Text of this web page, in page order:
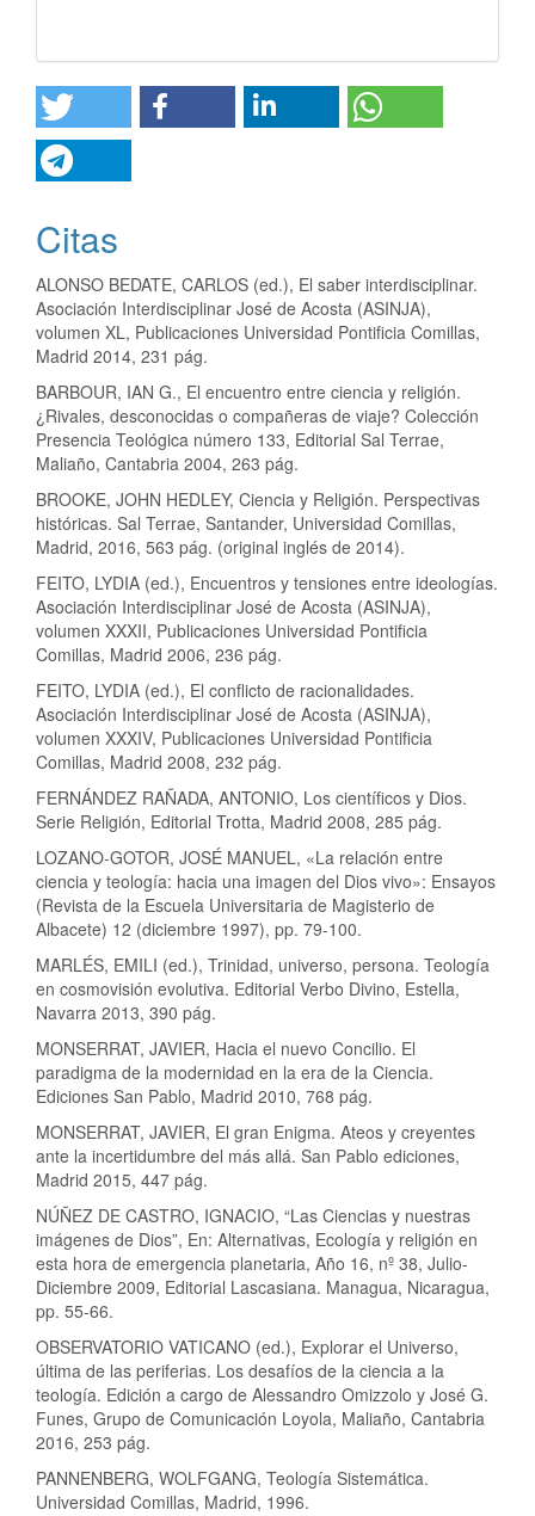
Citas
ALONSO BEDATE, CARLOS (ed.), El saber interdisciplinar.
Asociación Interdisciplinar José de Acosta (ASINJA),
volumen XL, Publicaciones Universidad Pontificia Comillas,
Madrid 2014, 231 pág.
BARBOUR, IAN G., El encuentro entre ciencia y religión.
¿Rivales, desconocidas o compañeras de viaje? Colección
Presencia Teológica número 133, Editorial Sal Terrae,
Maliaño, Cantabria 2004, 263 pág.
BROOKE, JOHN HEDLEY, Ciencia y Religión. Perspectivas
históricas. Sal Terrae, Santander, Universidad Comillas,
Madrid, 2016, 563 pág. (original inglés de 2014).
FEITO, LYDIA (ed.), Encuentros y tensiones entre ideologías.
Asociación Interdisciplinar José de Acosta (ASINJA),
volumen XXXII, Publicaciones Universidad Pontificia
Comillas, Madrid 2006, 236 pág.
FEITO, LYDIA (ed.), El conflicto de racionalidades.
Asociación Interdisciplinar José de Acosta (ASINJA),
volumen XXXIV, Publicaciones Universidad Pontificia
Comillas, Madrid 2008, 232 pág.
FERNÁNDEZ RAÑADA, ANTONIO, Los científicos y Dios.
Serie Religión, Editorial Trotta, Madrid 2008, 285 pág.
LOZANO-GOTOR, JOSÉ MANUEL, «La relación entre
ciencia y teología: hacia una imagen del Dios vivo»: Ensayos
(Revista de la Escuela Universitaria de Magisterio de
Albacete) 12 (diciembre 1997), pp. 79-100.
MARLÉS, EMILI (ed.), Trinidad, universo, persona. Teología
en cosmovisión evolutiva. Editorial Verbo Divino, Estella,
Navarra 2013, 390 pág.
MONSERRAT, JAVIER, Hacia el nuevo Concilio. El
paradigma de la modernidad en la era de la Ciencia.
Ediciones San Pablo, Madrid 2010, 768 pág.
MONSERRAT, JAVIER, El gran Enigma. Ateos y creyentes
ante la incertidumbre del más allá. San Pablo ediciones,
Madrid 2015, 447 pág.
NÚÑEZ DE CASTRO, IGNACIO, “Las Ciencias y nuestras
imágenes de Dios”, En: Alternativas, Ecología y religión en
esta hora de emergencia planetaria, Año 16, nº 38, Julio-
Diciembre 2009, Editorial Lascasiana. Managua, Nicaragua,
pp. 55-66.
OBSERVATORIO VATICANO (ed.), Explorar el Universo,
última de las periferias. Los desafíos de la ciencia a la
teología. Edición a cargo de Alessandro Omizzolo y José G.
Funes, Grupo de Comunicación Loyola, Maliaño, Cantabria
2016, 253 pág.
PANNENBERG, WOLFGANG, Teología Sistemática.
Universidad Comillas, Madrid, 1996.